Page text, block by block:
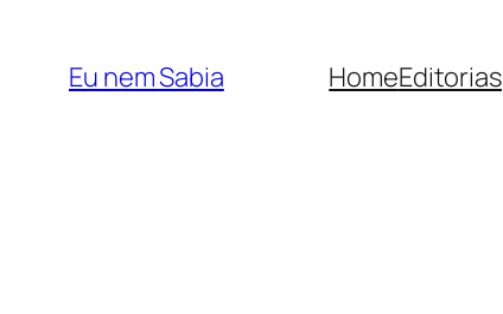
Eu nem Sabia HomeEditorias